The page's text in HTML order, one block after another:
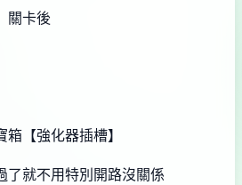
關卡後
【強化器插槽】
了就不用特別開路沒關係